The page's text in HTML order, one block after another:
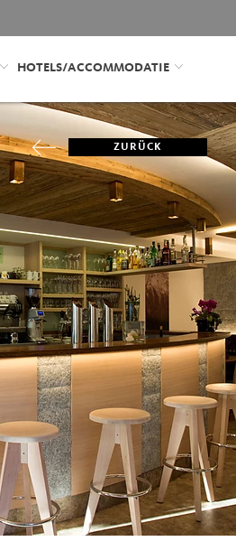
HOTELS/ACCOMMODATIE
ZURÜCK